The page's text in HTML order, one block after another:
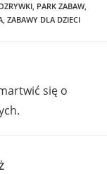
, PARK ZABAW,
, ZABAWY DLA DZIECI
się o